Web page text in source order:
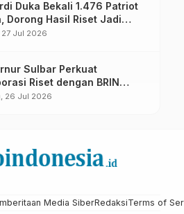
Duka Bekali 1.476 Patriot
Dorong Hasil Riset Jadi
Kebijakan Transmigrasi
27 Jul 2026
Sulbar Perkuat
Riset dengan BRIN
Mendukung Pembangunan
26 Jul 2026
Media SiberRedaksiTerms of